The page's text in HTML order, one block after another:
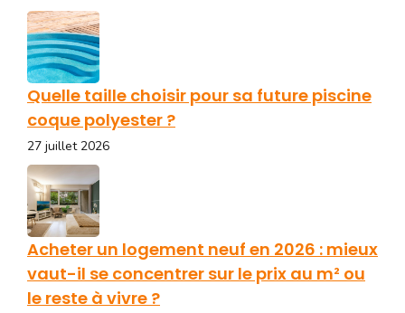
Quelle taille choisir pour sa future piscine
coque polyester ?
27 juillet 2026
Acheter un logement neuf en 2026 : mieux
vaut-il se concentrer sur le prix au m² ou
le reste à vivre ?